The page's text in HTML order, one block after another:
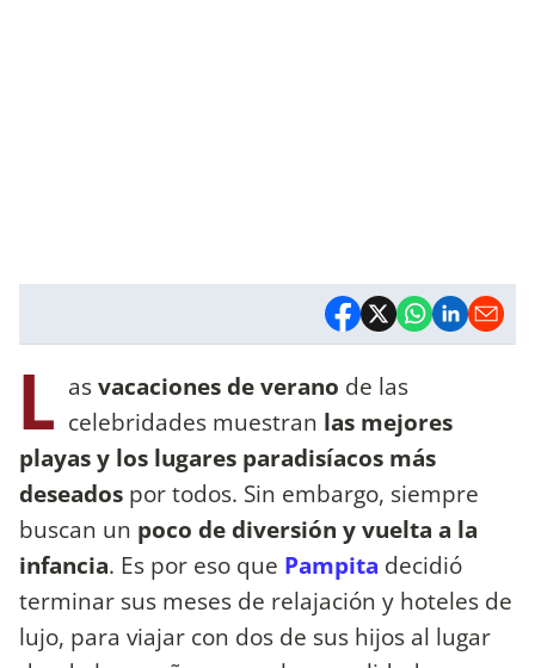
L asvacaciones de verano de las
celebridades muestran las mejores
playas y los lugares paradisíacos más
deseados por todos. Sin embargo, siempre
buscan un poco de diversión y vuelta a la
infancia. Es por eso que Pampita decidió
terminar sus meses de relajación y hoteles de
lujo, para viajar con dos de sus hijos al lugar